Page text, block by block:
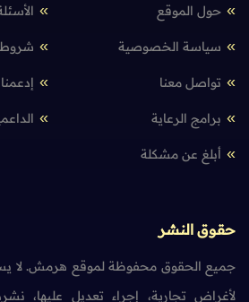
حول الموقع
سياسة الخصوصية شروط
تواصل معنا
برامج الرعاية
أبلغ عن مشكلة
حقوق النشر
جميع الحقوق محفوظة لموقع هرمش. لا
لأغراض تجارية، إجراء تعديل عليها،